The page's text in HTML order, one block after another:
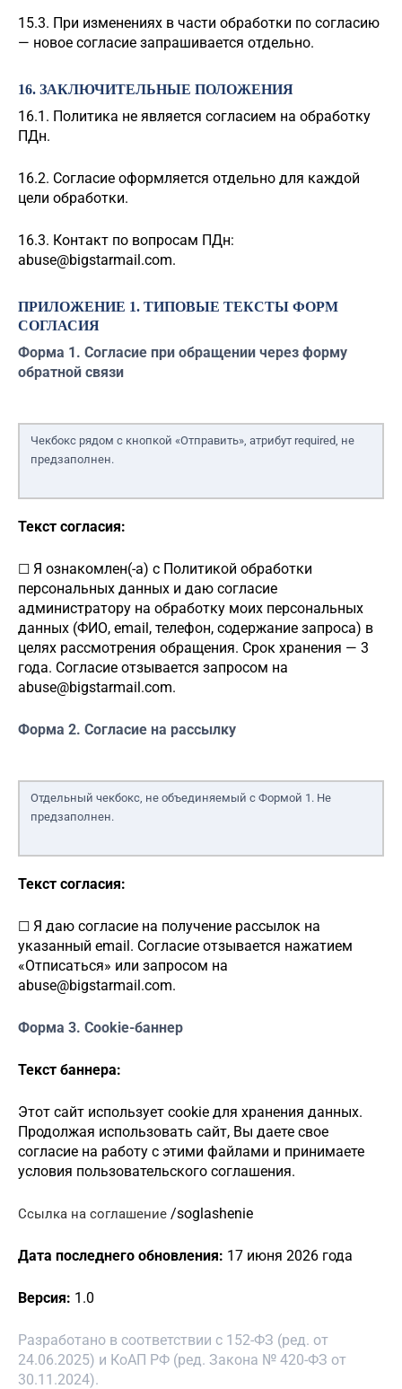
15.3. При изменениях в части обработки по согласию
— новое согласие запрашивается отдельно.
16. ЗАКЛЮЧИТЕЛЬНЫЕ ПОЛОЖЕНИЯ
16.1. Политика не является согласием на обработку
ПДн.
16.2. Согласие оформляется отдельно для каждой
цели обработки.
16.3. Контакт по вопросам ПДн:
abuse@bigstarmail.com.
ПРИЛОЖЕНИЕ 1. ТИПОВЫЕ ТЕКСТЫ ФОРМ
СОГЛАСИЯ
Форма 1. Согласие при обращении через форму
обратной связи
Чекбокс рядом с кнопкой «Отправить», атрибут required, не
предзаполнен.
Текст согласия:
☐ Я ознакомлен(-а) с Политикой обработки
персональных данных и даю согласие
администратору на обработку моих персональных
данных (ФИО, email, телефон, содержание запроса) в
целях рассмотрения обращения. Срок хранения — 3
года. Согласие отзывается запросом на
abuse@bigstarmail.com.
Форма 2. Согласие на рассылку
Отдельный чекбокс, не объединяемый с Формой 1. Не
предзаполнен.
Текст согласия:
☐ Я даю согласие на получение рассылок на
указанный email. Согласие отзывается нажатием
«Отписаться» или запросом на
abuse@bigstarmail.com.
Форма 3. Cookie-баннер
Текст баннера:
Этот сайт использует cookie для хранения данных.
Продолжая использовать сайт, Вы даете свое
согласие на работу с этими файлами и принимаете
условия пользовательского соглашения.
Ссылка на соглашение /soglashenie
Дата последнего обновления: 17 июня 2026 года
Версия: 1.0
Разработано в соответствии с 152-ФЗ (ред. от
24.06.2025) и КоАП РФ (ред. Закона № 420-ФЗ от
30.11.2024).